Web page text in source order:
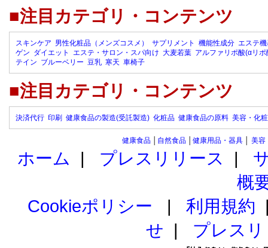
■注目カテゴリ・コンテンツ
スキンケア 男性化粧品（メンズコスメ） サプリメント 機能性成分 エステ
ゲン ダイエット エステ・サロン・スパ向け 大麦若葉 アルファリポ酸(αリポ
テイン ブルーベリー 豆乳 寒天 車椅子
■注目カテゴリ・コンテンツ
決済代行 印刷 健康食品の製造(受託製造) 化粧品 健康食品の原料 美容・化
健康食品 自然食品 健康用品・器具 美容
ホーム | プレスリリース |
概
Cookieポリシー | 利用規約
せ | プレス